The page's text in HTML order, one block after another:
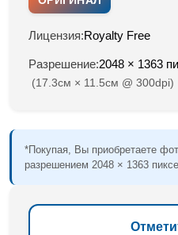
Лицензия:Royalty Free
Разрешение:2048 × 1363
(17.3см × 11.5см @ 300dpi)
*Покупая, Вы приобретаете
разрешением 2048 × 1363